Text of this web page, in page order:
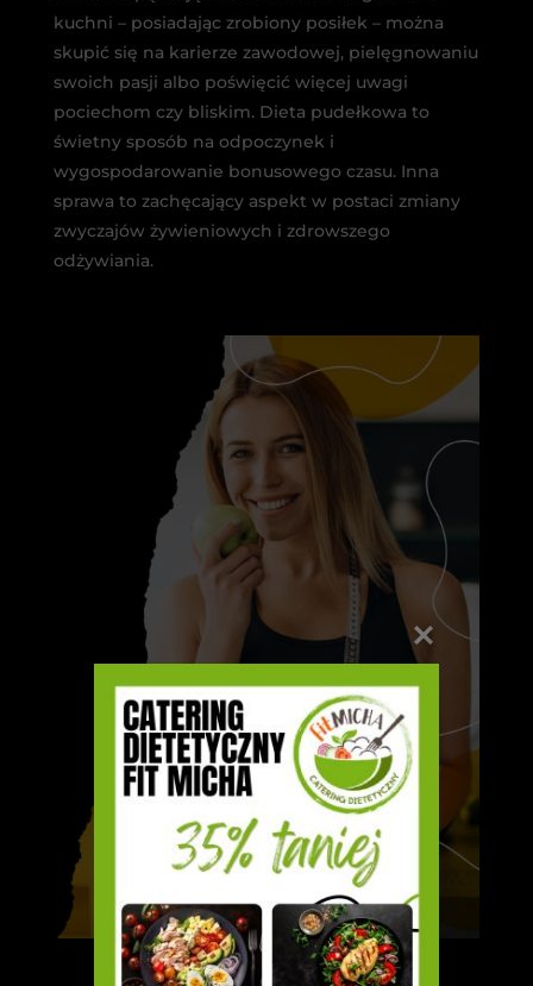
kuchni – posiadając zrobiony posiłek – można
skupić się na karierze zawodowej, pielęgnowaniu
swoich pasji albo poświęcić więcej uwagi
pociechom czy bliskim. Dieta pudełkowa to
świetny sposób na odpoczynek i
wygospodarowanie bonusowego czasu. Inna
sprawa to zachęcający aspekt w postaci zmiany
zwyczajów żywieniowych i zdrowszego
odżywiania.